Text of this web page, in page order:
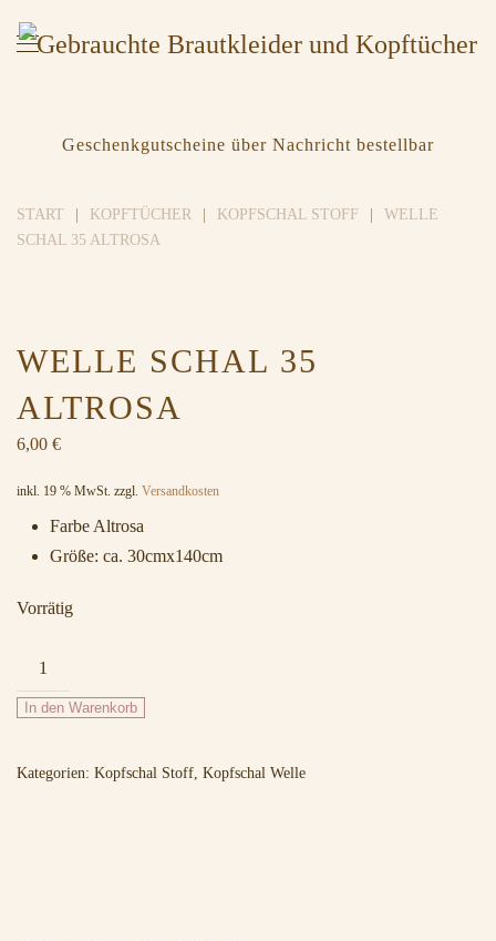
Geschenkgutscheine über Nachricht bestellbar
START KOPFTÜCHER KOPFSCHAL STOFF
WELLE
SCHAL 35 ALTROSA
WELLE SCHAL 35
ALTROSA
6,00 €
inkl. 19 % MwSt. zzgl. Versandkosten
Farbe Altrosa
Größe: ca. 30cmx140cm
Vorrätig
Welle
Schal
35
Menge
In den Warenkorb
Kategorien: Kopfschal Stoff, Kopfschal Welle